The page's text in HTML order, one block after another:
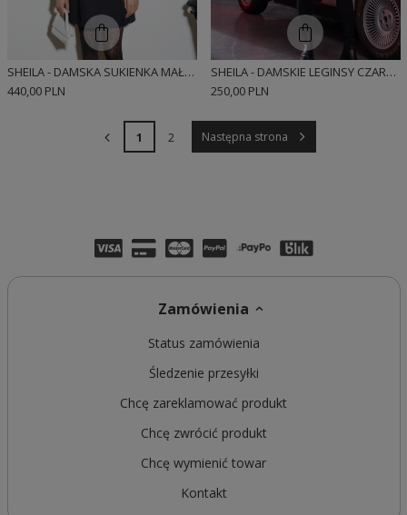
SHEILA - DAMSKA SUKIENKA MAŁA CZARNA NA CODZIEŃ MINI 'YESENIA'
440,00 PLN
SHEILA - DAMSKIE LEGINSY CZARNE Z GUMĄ LOGOWANĄ NA CO DZIEŃ 'BRITNEY'
250,00 PLN
1 2 Następna strona
Zamówienia
Status zamówienia
Śledzenie przesyłki
Chcę zareklamować produkt
Chcę zwrócić produkt
Chcę wymienić towar
Kontakt